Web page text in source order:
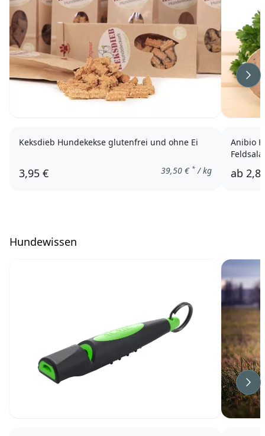
Keksdieb Hundekekse glutenfrei und ohne Ei
3,95 € 39,50 € * / kg
Anibio
ab
Hundewissen